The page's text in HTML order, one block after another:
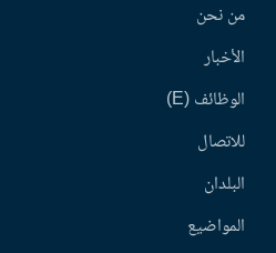
من نحن
الأخبار
الوظائف (E)
للاتصال
البلدان
المواضيع